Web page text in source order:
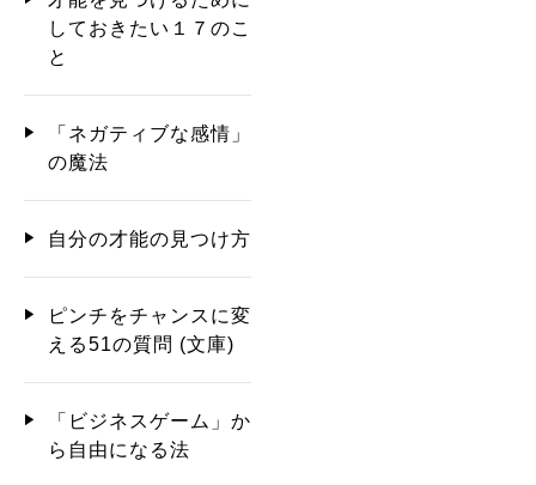
しておきたい１７のこ
と
「ネガティブな感情」
の魔法
自分の才能の見つけ方
ピンチをチャンスに変
える51の質問 (文庫)
「ビジネスゲーム」か
ら自由になる法